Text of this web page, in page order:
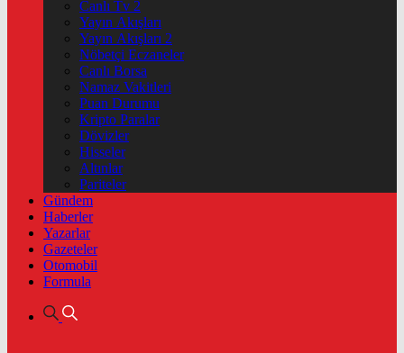
Canlı Tv 2
Yayın Akışları
Yayın Akışları 2
Nöbetçi Eczaneler
Canlı Borsa
Namaz Vakitleri
Puan Durumu
Kripto Paralar
Dövizler
Hisseler
Altınlar
Pariteler
Gündem
Haberler
Yazarlar
Gazeteler
Otomobil
Formula